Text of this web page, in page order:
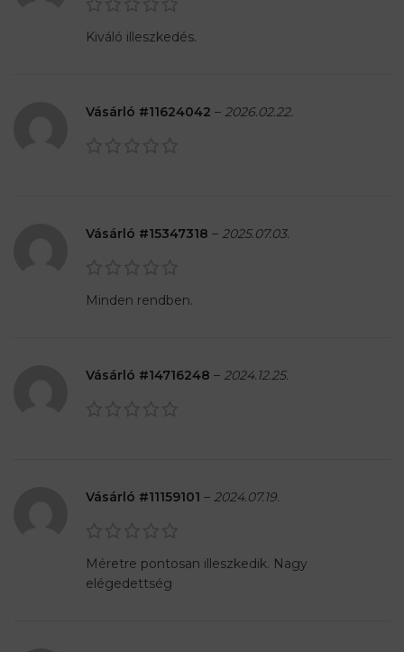
Kiváló illeszkedés.
Vásárló #11624042 – 2026.02.22.
Vásárló #15347318 – 2025.07.03.
Minden rendben.
Vásárló #14716248 – 2024.12.25.
Vásárló #11159101 – 2024.07.19.
Méretre pontosan illeszkedik. Nagy
elégedettség